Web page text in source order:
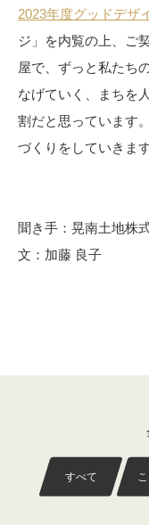
2023年度グッドデザ
ジ」を内覧の上、ご
屋で、ずっと私たち
なげていく、まちを
割だと思っています
づくりをしていきます
聞き手：晃南土地株
文：加藤 良子
すべて